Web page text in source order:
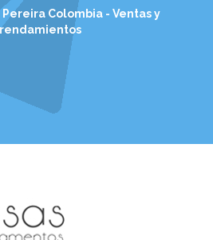
Colombia - Ventas y